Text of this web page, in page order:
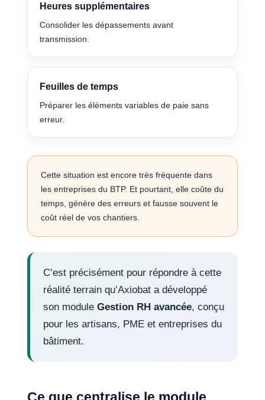
Heures supplémentaires
Consolider les dépassements avant
transmission.
Feuilles de temps
Préparer les éléments variables de paie sans
erreur.
Cette situation est encore très fréquente dans
les entreprises du BTP. Et pourtant, elle coûte du
temps, génère des erreurs et fausse souvent le
coût réel de vos chantiers.
C’est précisément pour répondre à cette
réalité terrain qu’Axiobat a développé
son moduleGestion RH avancée, conçu
pour les artisans, PME et entreprises du
bâtiment.